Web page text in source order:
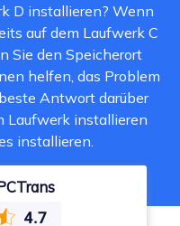
D installieren? Wenn
auf dem Laufwerk C
Sie den Speicherort
helfen, das Problem
Antwort darüber
Laufwerk installieren
installieren.